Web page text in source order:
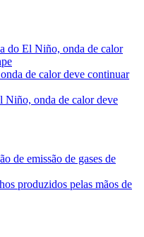
de emissão de gases de
produzidos pelas mãos de